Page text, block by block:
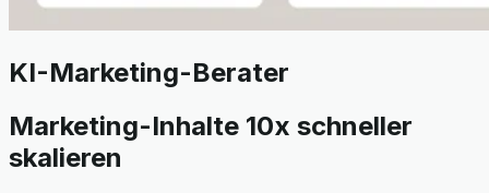
KI-Marketing-Berater
Marketing-Inhalte 10x schneller
skalieren